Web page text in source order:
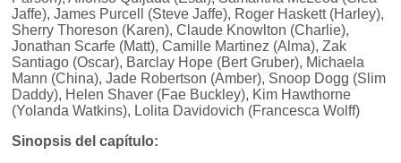
Jaffe), James Purcell (Steve Jaffe), Roger Haskett (Harley),
Sherry Thoreson (Karen), Claude Knowlton (Charlie),
Jonathan Scarfe (Matt), Camille Martinez (Alma), Zak
Santiago (Oscar), Barclay Hope (Bert Gruber), Michaela
Mann (China), Jade Robertson (Amber), Snoop Dogg (Slim
Daddy), Helen Shaver (Fae Buckley), Kim Hawthorne
(Yolanda Watkins), Lolita Davidovich (Francesca Wolff)
Sinopsis del capítulo: